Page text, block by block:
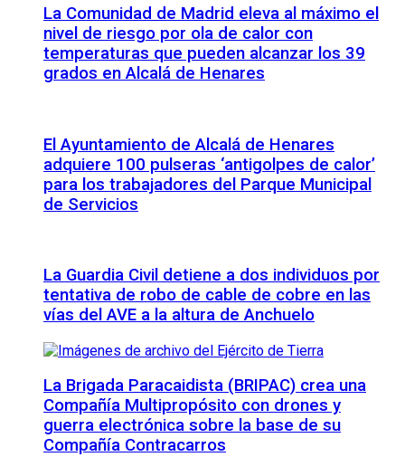
La Comunidad de Madrid eleva al máximo el
nivel de riesgo por ola de calor con
temperaturas que pueden alcanzar los 39
grados en Alcalá de Henares
El Ayuntamiento de Alcalá de Henares
adquiere 100 pulseras ‘antigolpes de calor’
para los trabajadores del Parque Municipal
de Servicios
La Guardia Civil detiene a dos individuos por
tentativa de robo de cable de cobre en las
vías del AVE a la altura de Anchuelo
La Brigada Paracaidista (BRIPAC) crea una
Compañía Multipropósito con drones y
guerra electrónica sobre la base de su
Compañía Contracarros